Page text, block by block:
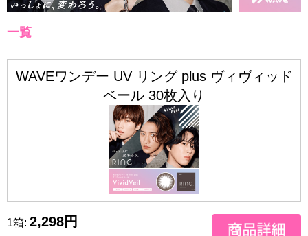
一覧
WAVEワンデー UV リング plus ヴィヴィッド
ベール 30枚入り
1箱: 2,298円